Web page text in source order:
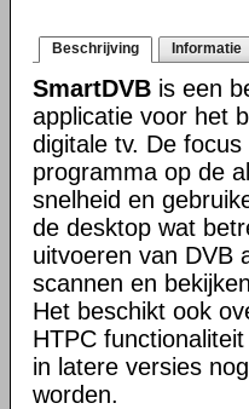
Beschrijving Informatie
SmartDVB is een
applicatie voor het
digitale tv. De focus
programma op de
snelheid en
de desktop wat
uitvoeren van DVB
scannen en
Het beschikt ook
HTPC
in latere versies
worden.